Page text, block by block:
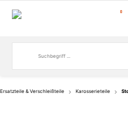
0
Ersatzteile & Verschleißteile Karosserieteile